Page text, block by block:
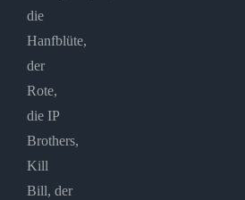
die
Hanfblüte,
der
Rote,
die IP
Brothers,
Kill
Bill, der